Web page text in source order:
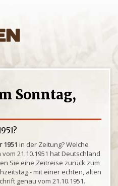
Sonntag,
1951 in der Zeitung? Welche
21.10.1951 hat Deutschland
Sie eine Zeitreise zurück zum
- mit einer echten, alten
genau vom 21.10.1951.